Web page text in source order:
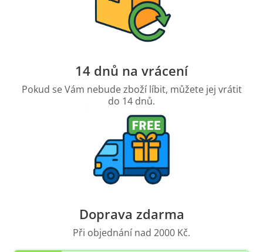
14 dnů na vrácení
Pokud se Vám nebude zboží líbit, můžete jej vrátit
do 14 dnů.
Doprava zdarma
Při objednání nad 2000 Kč.